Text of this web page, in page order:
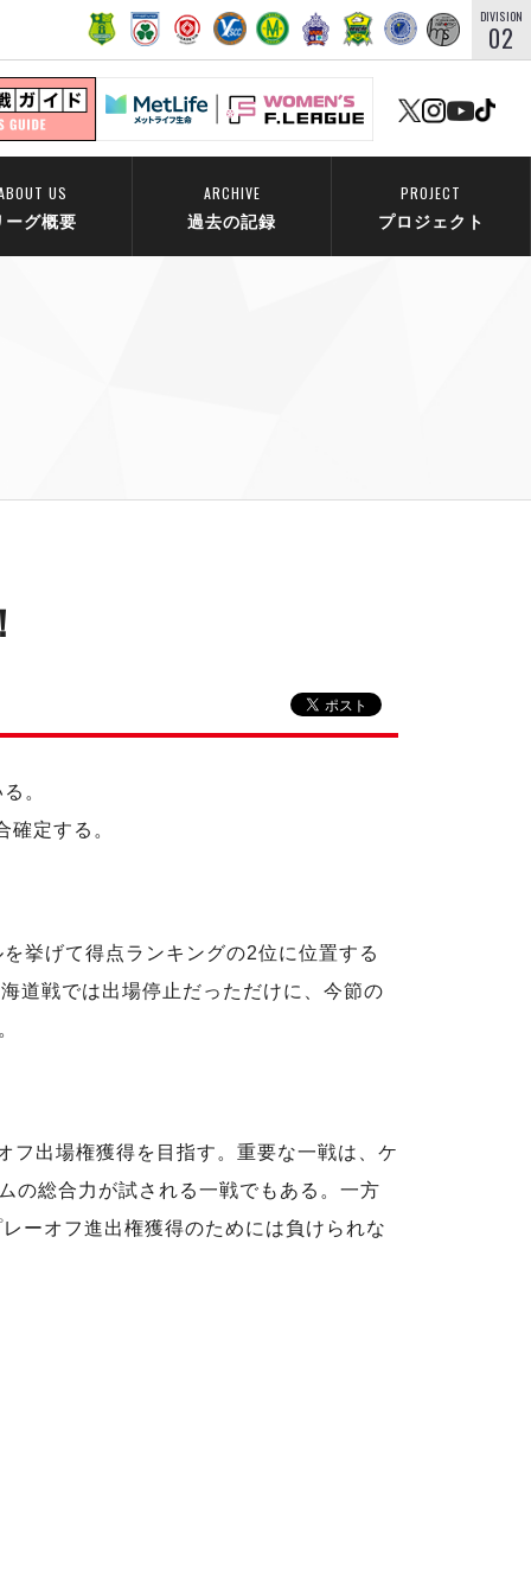
DIVISION
02
US
ーグ概要
ARCHIVE
過去の記録
PROJECT
プロジェクト
。
定する。
挙げて得点ランキングの2位に位置する
道戦では出場停止だっただけに、今節の
フ出場権獲得を目指す。重要な一戦は、ケ
の総合力が試される一戦でもある。一方
ーオフ進出権獲得のためには負けられな